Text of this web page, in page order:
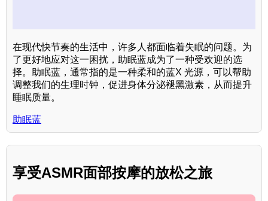
在现代快节奏的生活中，许多人都面临着失眠的问题。为
了更好地应对这一困扰，助眠蓝成为了一种受欢迎的选
择。助眠蓝，通常指的是一种柔和的蓝X 光源，可以帮助
调整我们的生理时钟，促进身体分泌褪黑激素，从而提升
睡眠质量。
助眠蓝
享受ASMR面部按摩的放松之旅